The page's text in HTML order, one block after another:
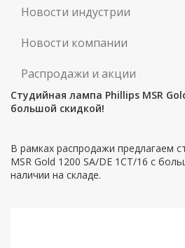
Новости индустрии
Новости компании
Распродажи и акции
Студийная лампа Phillips MSR
большой скидкой!
В рамках распродажи предлагаем
MSR Gold 1200 SA/DE 1CT/16 с
наличии на складе.